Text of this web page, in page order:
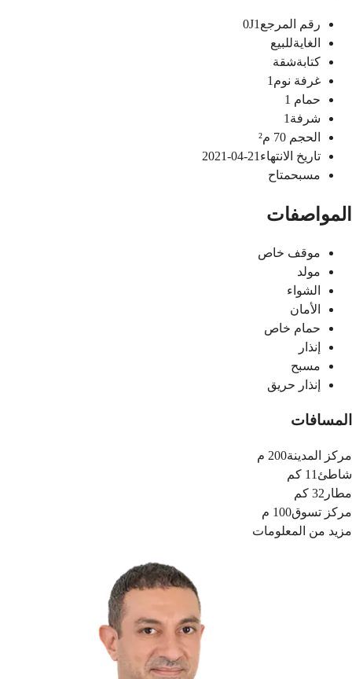
رقم المرجع 0J1
الغايةللبيع
كتابةشقة
غرفة نوم 1
حمام 1
شرفة 1
الحجم 70 م²
تاريخ الانتهاء 21-04-2021
مسبحمتاح
المواصفات
موقف خاص
مولد
الشواء
الأمان
حمام خاص
إنذار
مسبح
إنذار حريق
المسافات
مركز المدينة200 م
شاطئ 11 كم
مطار 32 كم
مركز تسوق100 م
مزيد من المعلومات